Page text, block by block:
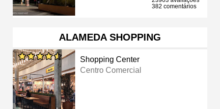
382 comentários
ALAMEDA SHOPPING
Shopping Center
Centro Comercial